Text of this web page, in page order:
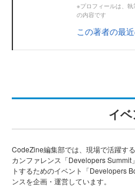
※プロフィールは、
の内容です
この著者の最
イベ
CodeZine編集部では、現場で活躍す
カンファレンス「Developers Summit
トするためのイベント「Developers
ンスを企画・運営しています。